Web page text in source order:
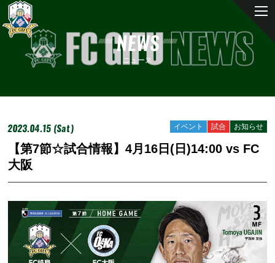
NEWS
ニュース
2023.04.15 (Sat) お知らせ
試合
イベント
【第7節☆試合情報】4月16日(日)14:00 vs FC
大阪